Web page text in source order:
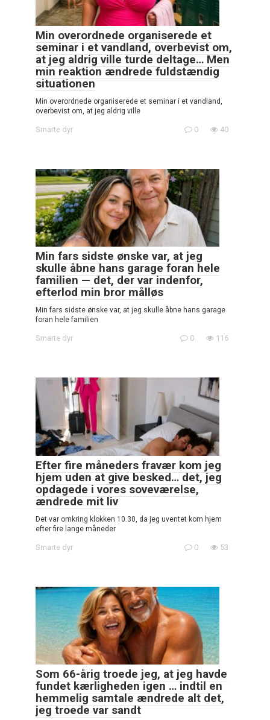
Min overordnede organiserede et
seminar i et vandland, overbevist om,
at jeg aldrig ville turde deltage… Men
min reaktion ændrede fuldstændig
situationen
Min overordnede organiserede et seminar i et vandland,
overbevist om, at jeg aldrig ville
Smarte dyr 0 40
Min fars sidste ønske var, at jeg
skulle åbne hans garage foran hele
familien — det, der var indenfor,
efterlod min bror målløs
Min fars sidste ønske var, at jeg skulle åbne hans garage
foran hele familien
Smarte dyr 0 116
Efter fire måneders fravær kom jeg
hjem uden at give besked… det, jeg
opdagede i vores soveværelse,
ændrede mit liv
Det var omkring klokken 10.30, da jeg uventet kom hjem
efter fire lange måneder
Smarte dyr 0 53
Som 66-årig troede jeg, at jeg havde
fundet kærligheden igen … indtil en
hemmelig samtale ændrede alt det,
jeg troede var sandt